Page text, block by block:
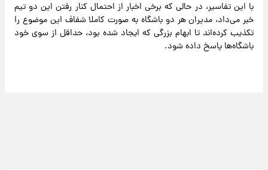
با این تفاسیر، در حالی که برخی اخبار از احتمال کنار رفتن این دو تیم
خبر می‌داد، مدیران هر دو باشگاه به ‌صورت کاملا شفاف این موضوع را
تکذیب کرده‌اند تا ابهام بزرگی که ایجاد شده بود، حداقل از سوی خود
باشگاه‌ها پاسخ داده شود.